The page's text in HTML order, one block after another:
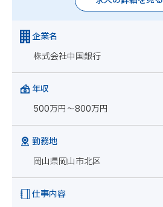
企業名
株式会社中国銀行
年収
500万円～800万円
勤務地
岡山県岡山市北区
仕事内容